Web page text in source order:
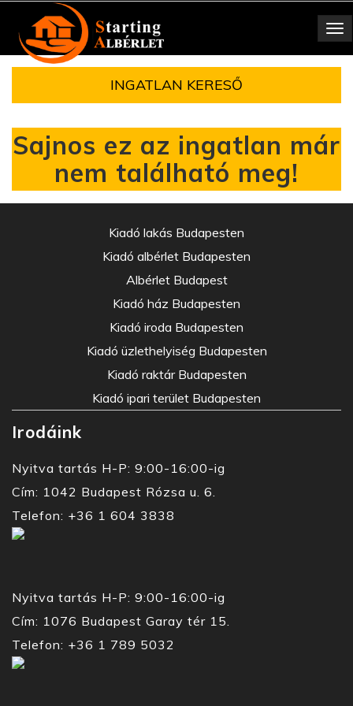
Toggle
navigation
INGATLAN KERESŐ
Sajnos ez az ingatlan már
nem található meg!
Kiadó lakás Budapesten
Kiadó albérlet Budapesten
Albérlet Budapest
Kiadó ház Budapesten
Kiadó iroda Budapesten
Kiadó üzlethelyiség Budapesten
Kiadó raktár Budapesten
Kiadó ipari terület Budapesten
Irodáink
Nyitva tartás H-P: 9:00-16:00-ig
Cím: 1042 Budapest Rózsa u. 6.
Telefon: +36 1 604 3838
Nyitva tartás H-P: 9:00-16:00-ig
Cím: 1076 Budapest Garay tér 15.
Telefon: +36 1 789 5032